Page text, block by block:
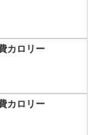
カロリー
カロリー